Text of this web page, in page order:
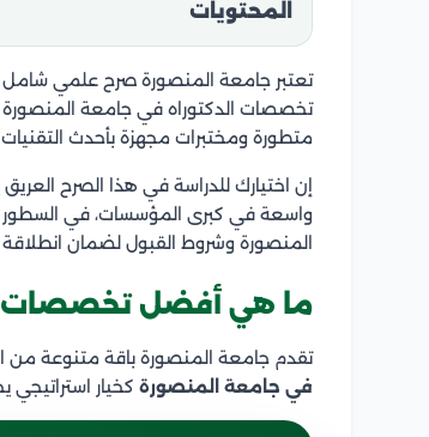
المحتويات
تعتبر جامعة المنصورة صرح علمي شامل
تخصصات الدكتوراه في جامعة المنصورة
متطورة ومختبرات مجهزة بأحدث التقنيات
إن اختيارك للدراسة في هذا الصرح
واسعة في كبرى المؤسسات، في
المنصورة وشروط القبول لضمان
ما هي أفضل تخصصات
تقدم جامعة المنصورة باقة متنوعة من
في جامعة المنصورة كخيار